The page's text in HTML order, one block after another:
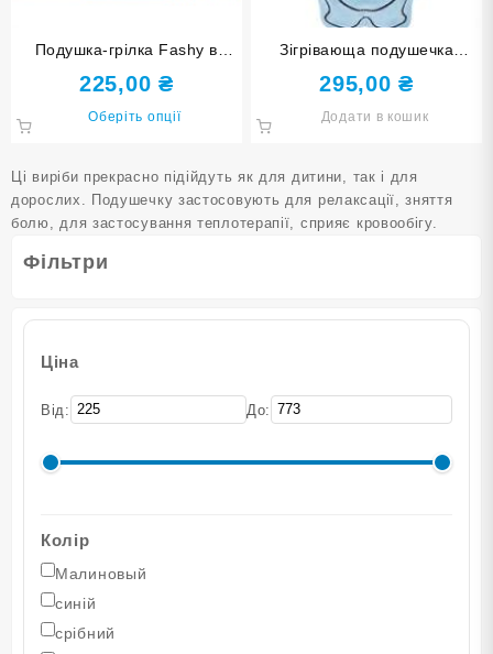
Фільтри
Ціна
Від: До:
Колір
Малиновый
синій
срібний
Ці виріби прекрасно підійдуть як для дитини, так і для
дорослих. Подушечку застосовують для релаксації, зняття
болю, для застосування теплотерапії, сприяє кровообігу.
Подушка-грілка Fashy в
асортименті 12×12 см 6304
225,00 ₴
Оберіть опції
кілька
варіантів.
Параметри
сторінці
Зігрівающа подушечка
Fashy,пінгвінчик 63509
Німеччина
295,00₴
Додати в кошик